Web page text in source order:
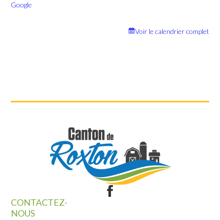
Google
Voir le calendrier complet
CONTACTEZ-
NOUS